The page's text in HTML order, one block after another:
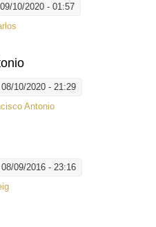
10/2020 - 01:57
10/2020 - 21:29
Antonio
09/2016 - 23:16